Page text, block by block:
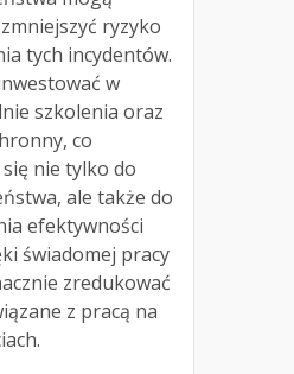
ryzyko
tych incydentów.
w
szkolenia oraz
co
nie tylko do
ale także do
efektywności
świadomej pracy
zredukować
z pracą na